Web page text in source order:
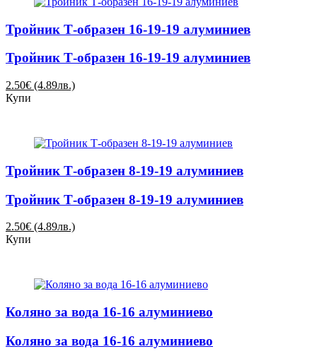
Тройник Т-образен 16-19-19 алуминиев
Тройник Т-образен 16-19-19 алуминиев
2.50€ (4.89лв.)
Купи
Тройник Т-образен 8-19-19 алуминиев
Тройник Т-образен 8-19-19 алуминиев
2.50€ (4.89лв.)
Купи
Коляно за вода 16-16 алуминиево
Коляно за вода 16-16 алуминиево